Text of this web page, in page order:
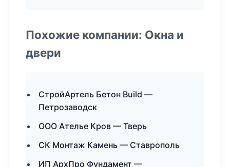
Похожие компании: Окна и
двери
СтройАртель Бетон Build —
Петрозаводск
ООО Ателье Кров — Тверь
СК Монтаж Камень — Ставрополь
ИП АрхПро Фундамент —